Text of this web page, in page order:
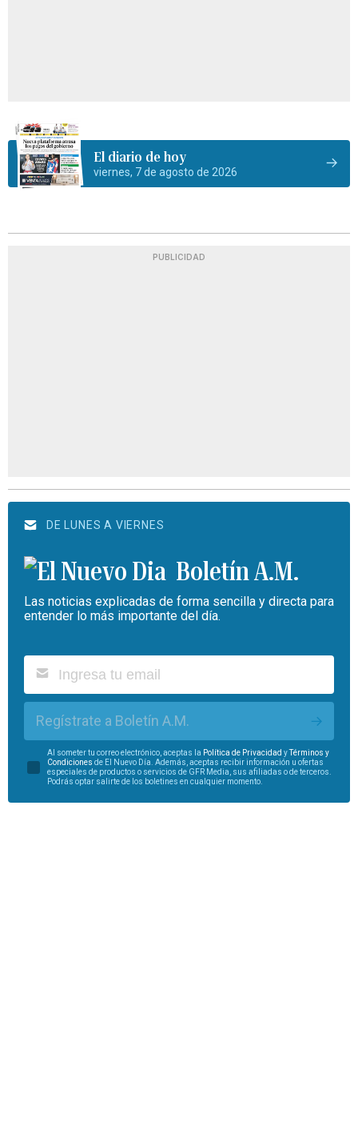
El diario de hoy
viernes, 7 de agosto de 2026
PUBLICIDAD
DE LUNES A VIERNES
Boletín A.M.
Las noticias explicadas de forma sencilla y directa para
entender lo más importante del día.
Regístrate a Boletín A.M.
Al someter tu correo electrónico, aceptas la Política de Privacidad y
Términos y
Condiciones de El Nuevo Día. Además, aceptas recibir información u ofertas
especiales de productos o servicios de GFR Media, sus afiliadas o de terceros.
Podrás optar salirte de los boletines en cualquier momento.